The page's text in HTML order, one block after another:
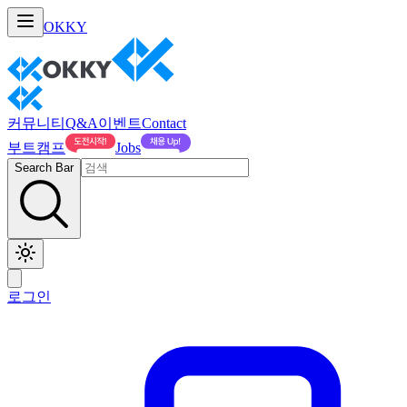
OKKY
커뮤니티 Q&A이벤트Contact
부트캠프
Jobs
Search Bar
로그인